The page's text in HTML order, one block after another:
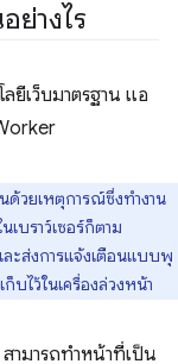
ย่างไร
ยีเว็บมาตรฐาน แอ
วยเหตุการณ์ซึ่งทำงาน
เบราว์เซอร์ก็ตาม
ะส่งการแจ้งเตือนแบบพุ
บไว้ในเครื่องล่วงหน้า
ามารถทำหน้าที่เป็น